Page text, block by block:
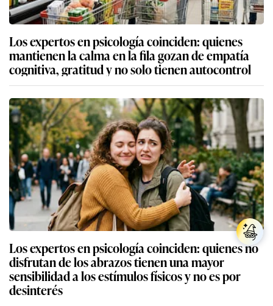
Los expertos en psicología coinciden: quienes
mantienen la calma en la fila gozan de empatía
cognitiva, gratitud y no solo tienen autocontrol
Los expertos en psicología coinciden: quienes no
disfrutan de los abrazos tienen una mayor
sensibilidad a los estímulos físicos y no es por
desinterés